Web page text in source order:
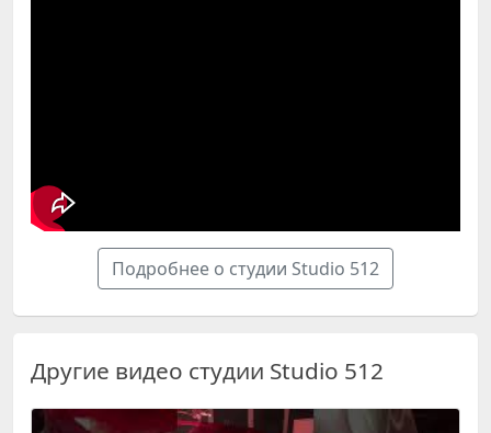
Подробнее о студии Studio 512
Другие видео студии Studio 512